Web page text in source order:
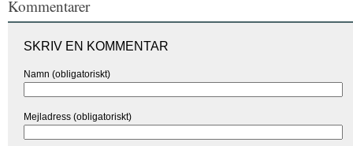
Kommentarer
SKRIV EN KOMMENTAR
Namn (obligatoriskt)
Mejladress (obligatoriskt)